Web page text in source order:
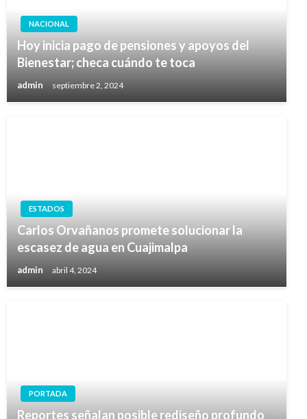
NACIONAL
Hoy inicia pago de pensiones y apoyos del
Bienestar; checa cuándo te toca
admin septiembre 2, 2024
ESTADOS
Carlos Orvañanos promete solucionar la
escasez de agua en Cuajimalpa
admin abril 4, 2024
PORTADA
Reportes señalan posible rediseño profundo